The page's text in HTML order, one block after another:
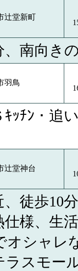
辻堂新町
、南向き
羽鳥
ｯﾁﾝ・追
辻堂神台
徒歩10
仕様、生
オシャ
ラスモー